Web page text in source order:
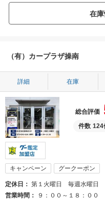
（有）カープラザ操南
詳細 在庫
総合評価
件数 124
キャンペーン グークーポン
定休日
第１火曜日 毎週水曜
営業時間
９：００～１８：００